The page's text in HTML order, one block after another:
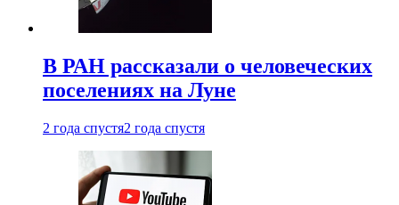
В РАН рассказали о человеческих
поселениях на Луне
2 года спустя2 года спустя